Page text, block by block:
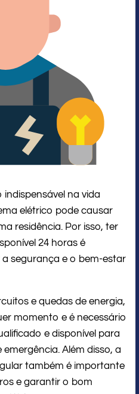
na vida
elétrico pode causar
residência. Por isso, ter
24 horas é
segurança e o bem-estar
e quedas de energia,
momento e é necessário
e disponível para
Além disso, a
também é importante
e garantir o bom